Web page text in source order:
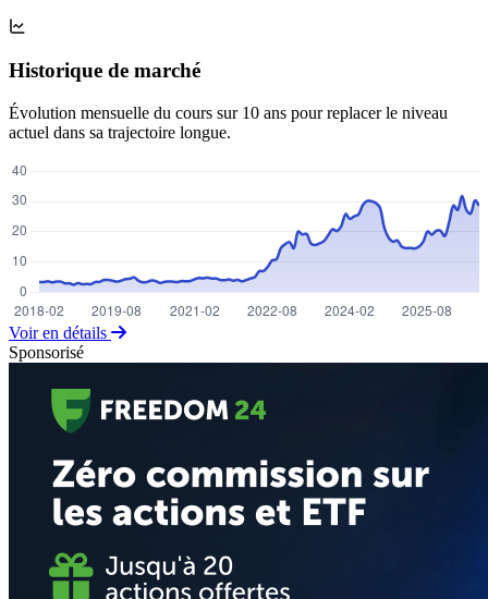
Historique de marché
Évolution mensuelle du cours sur 10 ans pour replacer le niveau
actuel dans sa trajectoire longue.
Voir en détails
Sponsorisé